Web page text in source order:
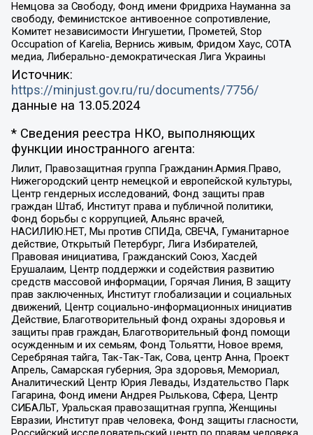
Немцова за Свободу, Фонд имени Фридриха Науманна за
свободу, Феминистское антивоенное сопротивление,
Комитет независимости Ингушетии, Прометей, Stop
Occupation of Karelia, Вернись живым, Фридом Хаус, СОТА
медиа, Либерально-демократическая Лига Украины
Источник:
https://minjust.gov.ru/ru/documents/7756/
данные на 13.05.2024
* Сведения реестра НКО, выполняющих
функции иностранного агента:
Лилит, Правозащитная группа Гражданин.Армия.Право,
Нижегородский центр немецкой и европейской культуры,
Центр гендерных исследований, Фонд защиты прав
граждан Штаб, Институт права и публичной политики,
Фонд борьбы с коррупцией, Альянс врачей,
НАСИЛИЮ.НЕТ, Мы против СПИДа, СВЕЧА, Гуманитарное
действие, Открытый Петербург, Лига Избирателей,
Правовая инициатива, Гражданский Союз, Хасдей
Ерушалаим, Центр поддержки и содействия развитию
средств массовой информации, Горячая Линия, В защиту
прав заключенных, Институт глобализации и социальных
движений, Центр социально-информационных инициатив
Действие, Благотворительный фонд охраны здоровья и
защиты прав граждан, Благотворительный фонд помощи
осужденным и их семьям, Фонд Тольятти, Новое время,
Серебряная тайга, Так-Так-Так, Сова, центр Анна, Проект
Апрель, Самарская губерния, Эра здоровья, Мемориал,
Аналитический Центр Юрия Левады, Издательство Парк
Гагарина, Фонд имени Андрея Рылькова, Сфера, Центр
СИБАЛЬТ, Уральская правозащитная группа, Женщины
Евразии, Институт прав человека, Фонд защиты гласности,